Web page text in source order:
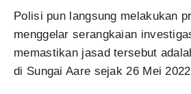
Polisi pun langsung melakukan
menggelar serangkaian
memastikan jasad tersebut
di Sungai Aare sejak 26 Mei